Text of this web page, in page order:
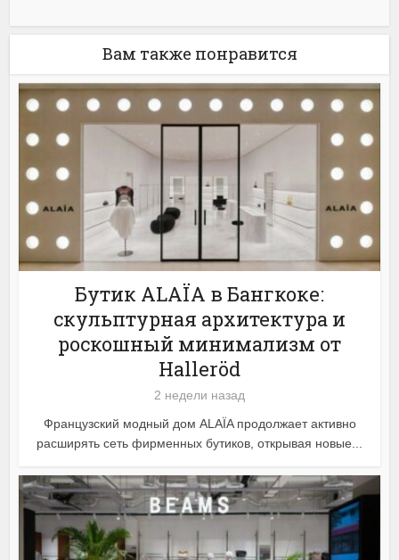
Вам также понравится
Бутик ALAÏA в Бангкоке:
скульптурная архитектура и
роскошный минимализм от
Halleröd
2 недели назад
Французский модный дом ALAÏA продолжает активно
расширять сеть фирменных бутиков, открывая новые...